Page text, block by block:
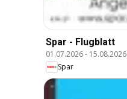
Spar - Flugblatt
01.07.2026- 15.08.2026
Spar